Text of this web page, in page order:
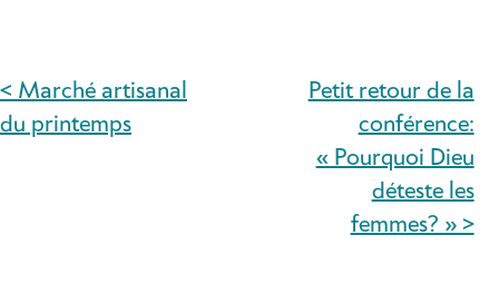
NAVIGATION
DE
< Marché artisanal
du printemps
Petit retour de la
conférence:
« Pourquoi Dieu
déteste les
femmes? » >